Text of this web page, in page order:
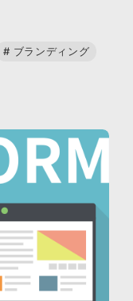
# ブランディング